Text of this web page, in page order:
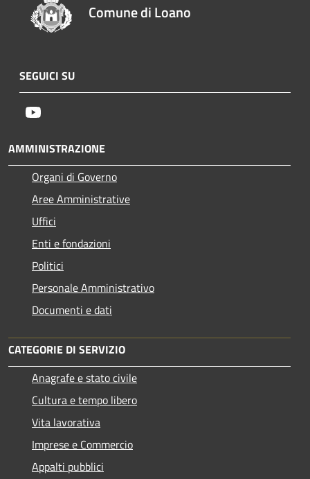
Comune di Loano
SEGUICI SU
AMMINISTRAZIONE
Organi di Governo
Aree Amministrative
Uffici
Enti e fondazioni
Politici
Personale Amministrativo
Documenti e dati
CATEGORIE DI SERVIZIO
Anagrafe e stato civile
Cultura e tempo libero
Vita lavorativa
Imprese e Commercio
Appalti pubblici